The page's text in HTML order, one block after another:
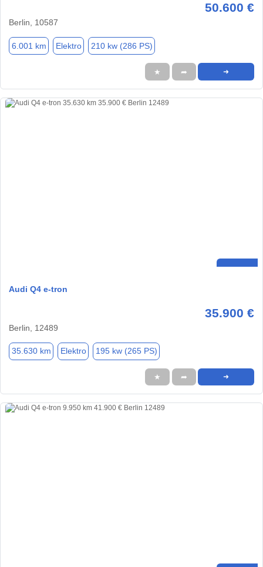
50.600 €
Berlin, 10587
6.001 km Elektro 210 kw (286 PS)
★ ➦ ➜
Audi Q4 e-tron
35.900 €
Berlin, 12489
35.630 km Elektro 195 kw (265 PS)
★ ➦ ➜